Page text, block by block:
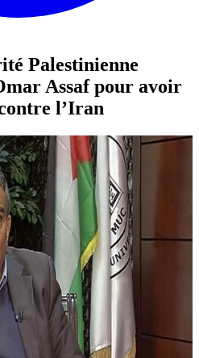
Palestinienne
Assaf pour avoir
l’Iran